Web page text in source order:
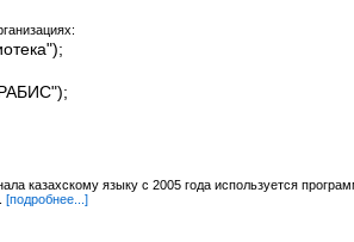
казахскому языку с 2005 года используется
[подробнее...]